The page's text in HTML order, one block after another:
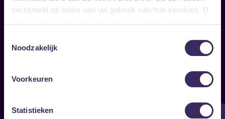
verzameld op basis van uw gebruik van hun services. U
Noodzakelijk
Voorkeuren
Statistieken
Follow
Onze nieuwsbrief ontvangen?